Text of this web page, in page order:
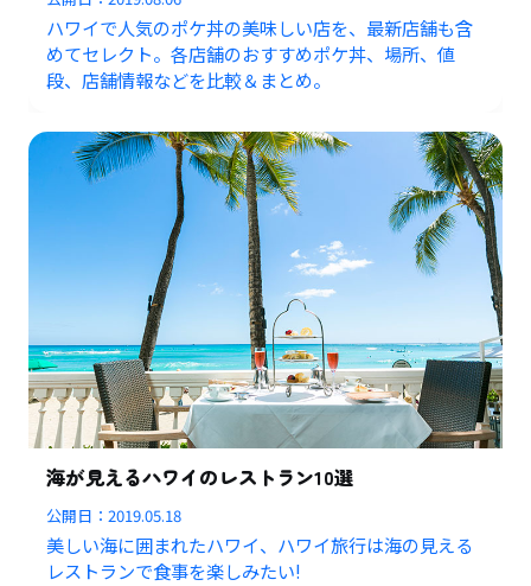
ハワイで人気のポケ丼の美味しい店を、最新店舗も含
めてセレクト。各店舗のおすすめポケ丼、場所、値
段、店舗情報などを比較＆まとめ。
海が見えるハワイのレストラン10選
公開日：2019.05.18
美しい海に囲まれたハワイ、ハワイ旅行は海の見える
レストランで食事を楽しみたい!